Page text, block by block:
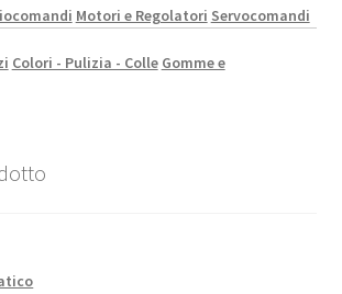
Motori e Regolatori Servocomandi
Colori - Pulizia - Colle Gomme e